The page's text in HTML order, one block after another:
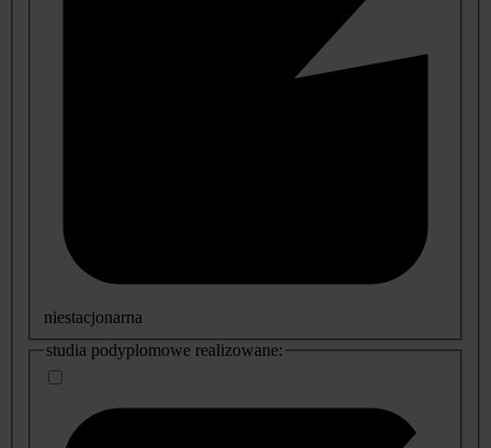
niestacjonarna
studia podyplomowe realizowane: